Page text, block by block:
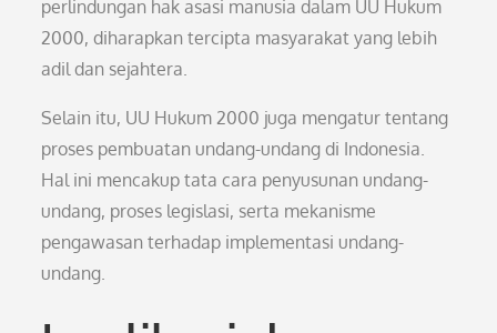
perlindungan hak asasi manusia dalam UU Hukum
2000, diharapkan tercipta masyarakat yang lebih
adil dan sejahtera.
Selain itu, UU Hukum 2000 juga mengatur tentang
proses pembuatan undang-undang di Indonesia.
Hal ini mencakup tata cara penyusunan undang-
undang, proses legislasi, serta mekanisme
pengawasan terhadap implementasi undang-
undang.